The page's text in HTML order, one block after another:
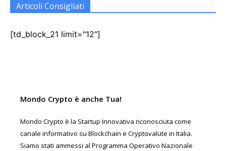
Articoli Consigliati
[td_block_21 limit="12"]
Mondo Crypto è anche Tua!
Mondo Crypto è la Startup Innovativa riconosciuta come
canale informativo su Blockchain e Cryptovalute in Italia.
Siamo stati ammessi al Programma Operativo Nazionale